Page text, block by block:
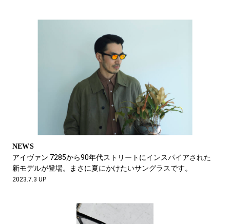
NEWS
アイヴァン 7285から90年代ストリートにインスパイアされた
新モデルが登場。まさに夏にかけたいサングラスです。
2023.7.3 UP